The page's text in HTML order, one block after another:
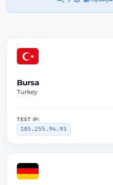
Bursa
Turkey
TEST IP:
185.255.94.93